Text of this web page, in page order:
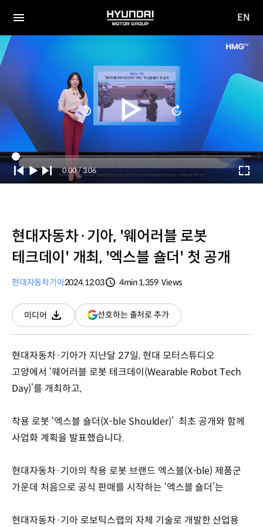
전체
HYUNDAI
MOTOR
사이
EN
Current
Time
0:00 / Duration
3:06
현대자동차·기아, '웨어러블 로봇
테크데이' 개최, '엑스블 숄더' 첫 공개
현대자동차기아2024.12.03
4min1,359 Views
미디어
다운로드
선호하는 출처로 추가(새
창
현대자동차·기아가 지난달 27일, 현대 모터스튜디오
고양에서 ‘웨어러블 로봇 테크데이(Wearable Robot Tech
Day)’를 개최하고,
착용 로봇 ‘엑스블 숄더(X-ble Shoulder)’ 최초 공개와 함께
사업화 계획을 발표했습니다.
현대자동차·기아의 착용 로봇 브랜드 엑스블(X-ble) 제품군
가운데 처음으로 공식 판매를 시작하는 ‘엑스블 숄더’는
현대자동차·기아 로보틱스랩의 자체 기술로 개발한 산업용